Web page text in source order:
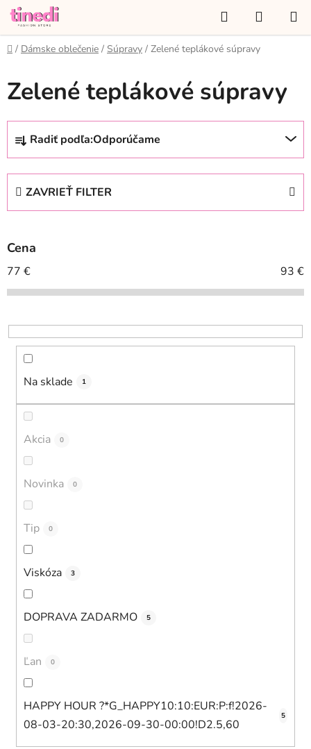
Prejsť
obsah
Hľadať
KOŠÍK
Domov
/ Dámske oblečenie / Súpravy / Zelené teplákové súpravy
Zelené teplákové súpravy
R
d
e
p
r
o
u
k
Radiť podľa:Odporúčame
ZAVRIEŤ FILTER
Cena
77 € 93 €
Na sklade 1
Akcia 0
Novinka 0
Tip 0
Viskóza 3
DOPRAVA ZADARMO 5
Ľan 0
HAPPY HOUR ?*G_HAPPY10:10:EUR:P:f!2026-
08-03-20:30,2026-09-30-00:00!D2.5,60
5